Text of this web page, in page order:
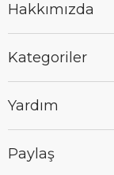
Hakkımızda
Kategoriler
Yardım
Paylaş